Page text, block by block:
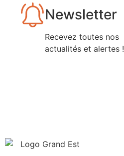
Newsletter
Recevez toutes nos
actualités et alertes !